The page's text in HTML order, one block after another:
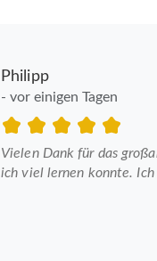
Philipp
- vor einigen Tagen
Vielen Dank für das
ich viel lernen konnte.